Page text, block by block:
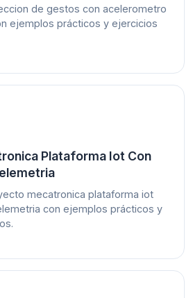
de gestos con acelerometro
ejemplos prácticos y ejercicios
Plataforma Iot Con
mecatronica plataforma iot
con ejemplos prácticos y